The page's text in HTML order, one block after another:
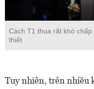
Cách T1 thua rất khó
thiết
Tuy nhiên, trên nhiều